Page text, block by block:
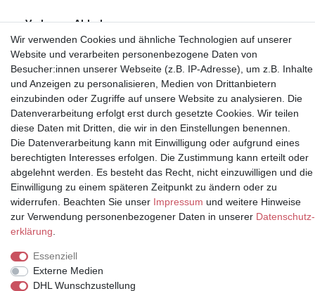
Vorkasse, Abholung
Partner
* Alle Preise inkl.
Mehrwertsteuer und zuzüglich
Versand | **ehemaliger
Wir verwenden Cookies und ähnliche Technologien auf unserer
Website und verarbeiten personenbezogene Daten von
Besucher:innen unserer Webseite (z.B. IP-Adresse), um z.B. Inhalte
und Anzeigen zu personalisieren, Medien von Drittanbietern
einzubinden oder Zugriffe auf unsere Website zu analysieren. Die
Datenverarbeitung erfolgt erst durch gesetzte Cookies. Wir teilen
diese Daten mit Dritten, die wir in den Einstellungen benennen.
Die Datenverarbeitung kann mit Einwilligung oder aufgrund eines
berechtigten Interesses erfolgen. Die Zustimmung kann erteilt oder
abgelehnt werden. Es besteht das Recht, nicht einzuwilligen und die
Einwilligung zu einem späteren Zeitpunkt zu ändern oder zu
widerrufen. Beachten Sie unser Impressum und weitere Hinweise
zur Verwendung personenbezogener Daten in unserer Daten­schutz­
erklärung
Essenziell
Externe Medien
DHL Wunschzustellung